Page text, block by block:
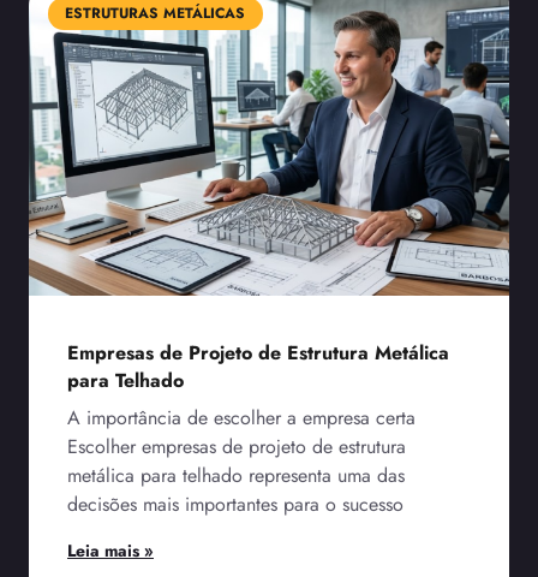
ESTRUTURAS METÁLICAS
Empresas de Projeto de Estrutura Metálica
para Telhado
A importância de escolher a empresa certa
Escolher empresas de projeto de estrutura
metálica para telhado representa uma das
decisões mais importantes para o sucesso
Leia mais »